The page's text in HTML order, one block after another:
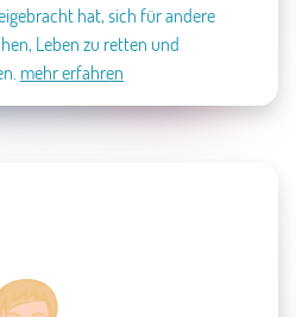
hat, sich für andere
Leben zu retten und
mehr erfahren